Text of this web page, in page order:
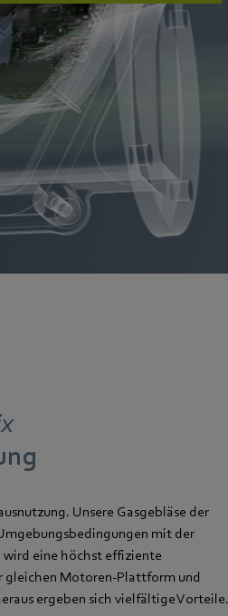
Unsere Gasgebläse der
mit der
wird eine höchst effiziente
gleichen Motoren-Plattform und
ergeben sich vielfältige Vorteile.